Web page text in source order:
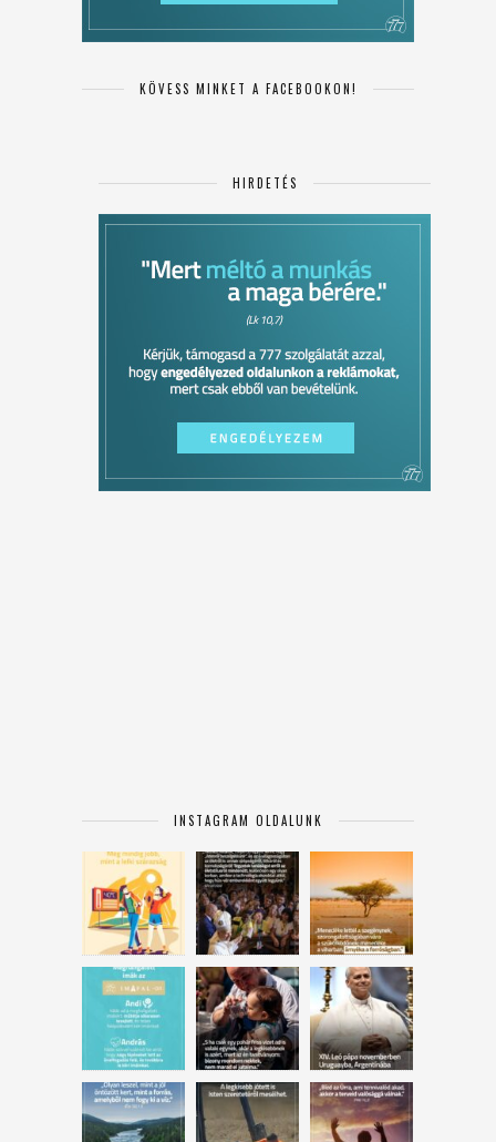
KÖVESS MINKET A FACEBOOKON!
HIRDETÉS
INSTAGRAM OLDALUNK